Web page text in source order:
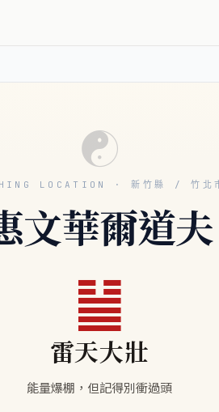
☯
LOCATION · 新竹縣 / 竹北
文華爾道夫
䷡
雷天大壯
能量爆棚，但記得別衝過頭